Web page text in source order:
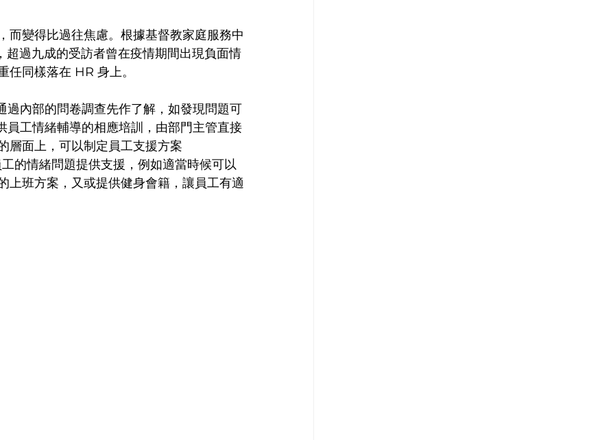
而變得比過往焦慮。根據基督教家庭服務中
過九成的受訪者曾在疫情期間出現負面情
同樣落在 HR 身上。
內部的問卷調查先作了解，如發現問題可
工情緒輔導的相應培訓，由部門主管直接
層面上，可以制定員工支援方案
情緒問題提供支援，例如適當時候可以
上班方案，又或提供健身會籍，讓員工有適